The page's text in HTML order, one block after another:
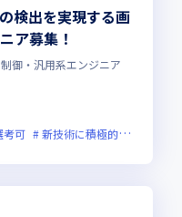
検出を実現する画
ア募集！
御・汎用系エンジニア
考可 新技術に積極的